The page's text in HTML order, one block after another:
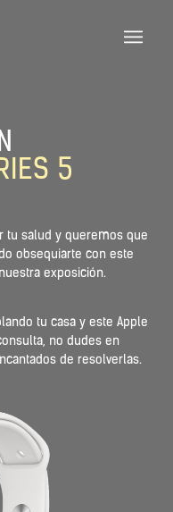
5
tu salud y queremos que
obsequiarte con este
exposición.
tu casa y este Apple
no dudes en
de resolverlas.